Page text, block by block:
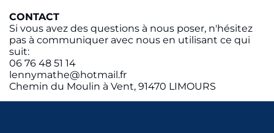
CONTACT
Si vous avez des questions à nous poser, n'hésitez
pas à communiquer avec nous en utilisant ce qui
suit:
06 76 48 51 14
lennymathe@hotmail.fr
Chemin du Moulin à Vent, 91470 LIMOURS